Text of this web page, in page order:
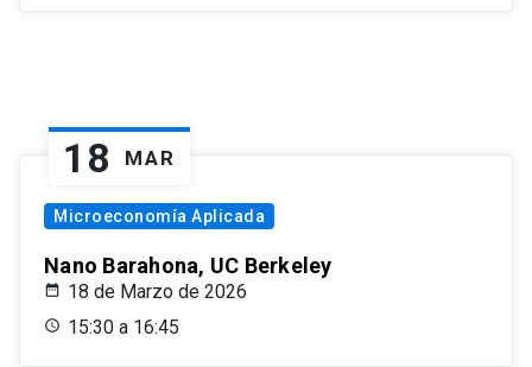
18 MAR
Microeconomía Aplicada
Nano Barahona, UC Berkeley
18 de Marzo de 2026
15:30 a 16:45